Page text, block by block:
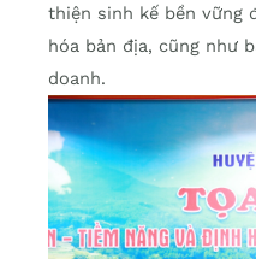
thiện sinh kế bền vững
hóa bản địa, cũng như
doanh.